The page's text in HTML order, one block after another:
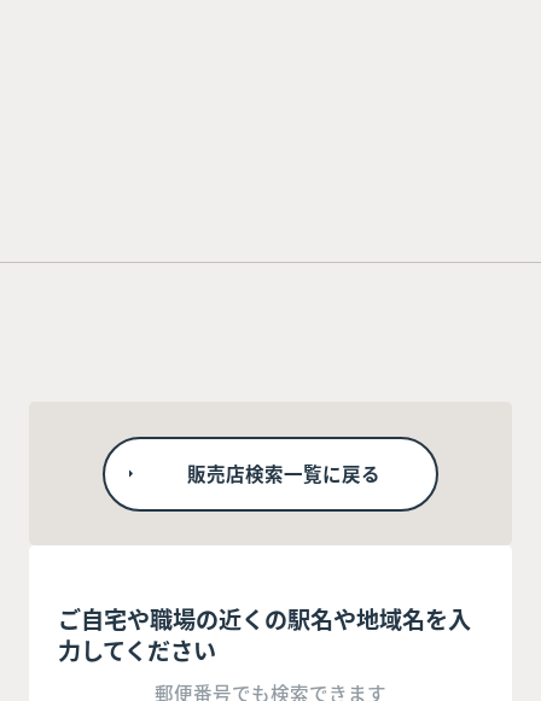
販売店検索一覧に戻る
ご自宅や職場の近くの駅名や地域名を入
力してください
郵便番号でも検索できます